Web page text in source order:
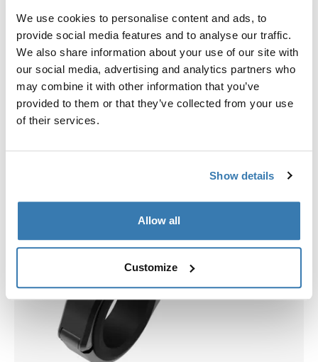
We use cookies to personalise content and ads, to
provide social media features and to analyse our traffic.
We also share information about your use of our site with
our social media, advertising and analytics partners who
may combine it with other information that you’ve
provided to them or that they’ve collected from your use
of their services.
Show details
Allow all
Customize
Kies een hoes